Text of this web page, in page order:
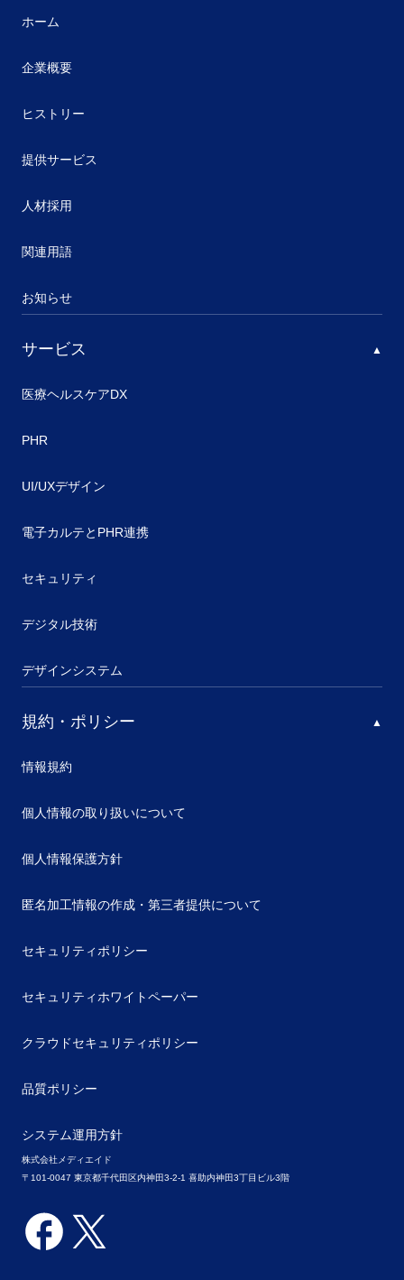
株式会社メディエイド
〒101-0047 東京都千代田区内神田3-2-1 喜助内神田3丁目ビル3階
ホーム
企業概要
ヒストリー
提供サービス
人材採用
関連用語
お知らせ
サービス
医療ヘルスケアDX
PHR
UI/UXデザイン
電子カルテとPHR連携
セキュリティ
デジタル技術
デザインシステム
規約・ポリシー
情報規約
個人情報の取り扱いについて
個人情報保護方針
匿名加工情報の作成・第三者提供について
セキュリティポリシー
セキュリティホワイトペーパー
クラウドセキュリティポリシー
品質ポリシー
システム運用方針